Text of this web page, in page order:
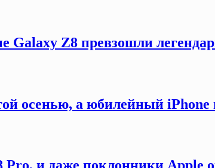
Galaxy Z8 превзошли
осенью, а юбилейный